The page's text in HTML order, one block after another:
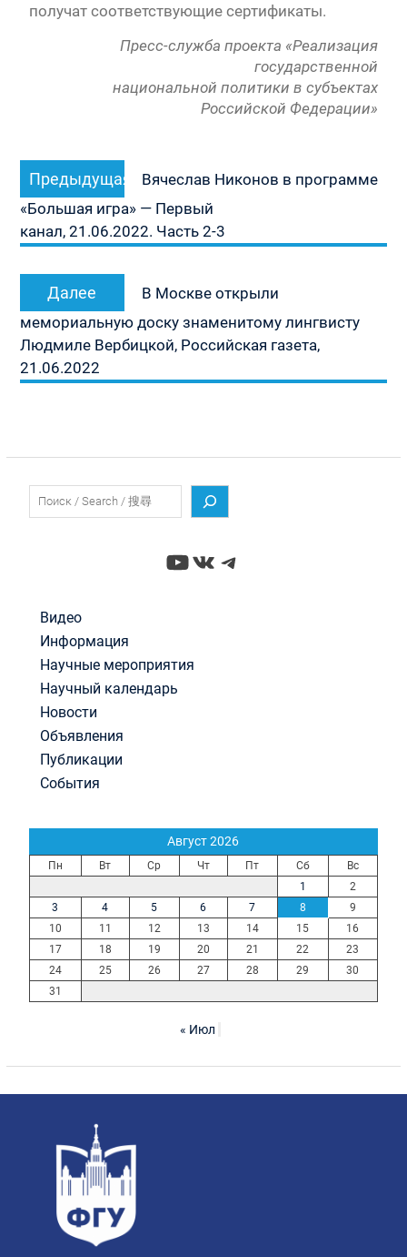
получат соответствующие сертификаты.
Пресс-служба проекта «Реализация
государственной
национальной политики в субъектах
Российской Федерации»
по
записям
Предыдущая
запись:
Вячеслав Никонов в программе
«Большая игра» — Первый
канал, 21.06.2022. Часть 2-3
Далее
запись:
В Москве открыли
мемориальную доску знаменитому лингвисту
Людмиле Вербицкой, Российская газета,
21.06.2022
YouTube
ВКонтакте
Telegram
Видео
Информация
Научные мероприятия
Научный календарь
Новости
Объявления
Публикации
События
Август 2026
Пн Вт Ср Чт Пт Сб
Вс
1
2
3
4 5 6 7 8
9
10
11 12 13 14 15
16
17
18 19 20 21 22
23
24
25 26 27 28 29
30
31
« Июл